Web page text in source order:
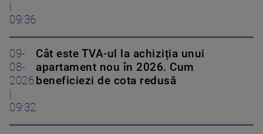
09:36
09-
08-
2026
09:32
Cât este TVA-ul la achiziția unui
apartament nou în 2026. Cum
beneficiezi de cota redusă